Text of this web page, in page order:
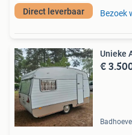
Direct leverbaar Bezoek
Unieke
€